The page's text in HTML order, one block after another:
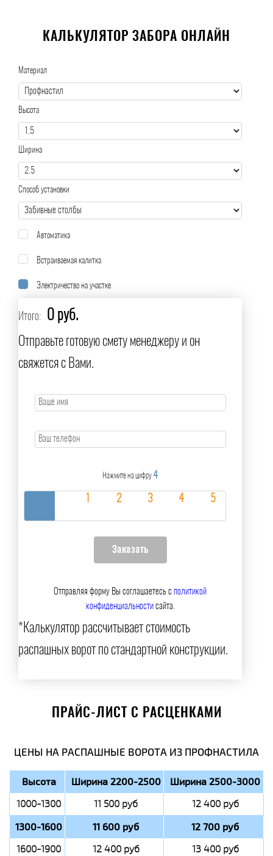
КАЛЬКУЛЯТОР ЗАБОРА ОНЛАЙН
Материал
Высота
Ширина
Способ установки
Автоматика
Встраиваемая калитка
Электричество на участке
Итого: 0 руб.
Отправьте готовую смету менеджеру и он
свяжется с Вами.
Нажмите на цифру 4
Отправляя форму Вы соглашаетесь сполитикой
конфиденциальностисайта.
*Калькулятор рассчитывает стоимость
распашных ворот по стандартной конструкции.
ПРАЙС-ЛИСТ С РАСЦЕНКАМИ
ЦЕНЫ НА РАСПАШНЫЕ ВОРОТА ИЗ ПРОФНАСТИЛА
Высота Ширина 2200-2500 Ширина 2500-3000
1000-1300 11 500 руб 12 400 руб
1300-1600 11 600 руб 12 700 руб
1600-1900 12 400 руб 13 400 руб